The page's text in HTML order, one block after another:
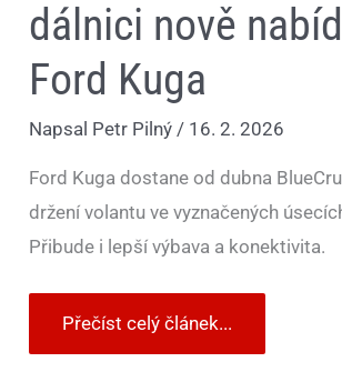
dálnici nově
Ford Kuga
Napsal Petr Pilný/ 16. 2. 2026
Ford Kuga dostane od dubna
držení volantu ve vyznačených
Přibude i lepší výbava a konektivita.
Přečíst celý článek...